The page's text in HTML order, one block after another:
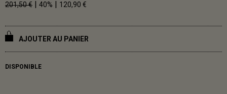
201,50 € 40% 120,90 €
AJOUTER AU PANIER
DISPONIBLE